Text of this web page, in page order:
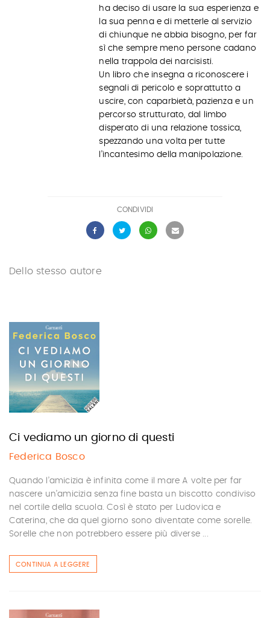
ha deciso di usare la sua esperienza e
la sua penna e di metterle al servizio
di chiunque ne abbia bisogno, per far
sì che sempre meno persone cadano
nella trappola dei narcisisti.
Un libro che insegna a riconoscere i
segnali di pericolo e soprattutto a
uscire, con caparbietà, pazienza e un
percorso strutturato, dal limbo
disperato di una relazione tossica,
spezzando una volta per tutte
l’incantesimo della manipolazione.
CONDIVIDI
Dello stesso autore
Ci vediamo un giorno di questi
Federica Bosco
Quando l’amicizia è infinita come il mare A volte per far
nascere un’amicizia senza fine basta un biscotto condiviso
nel cortile della scuola. Così è stato per Ludovica e
Caterina, che da quel giorno sono diventate come sorelle.
Sorelle che non potrebbero essere più diverse ...
CONTINUA A LEGGERE